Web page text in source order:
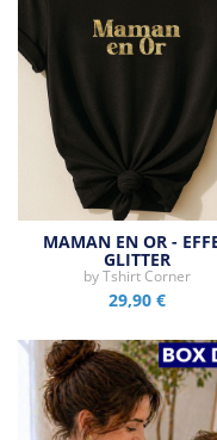
MAMAN EN OR -
GLITTER
byTshirt Corner
29,90 €